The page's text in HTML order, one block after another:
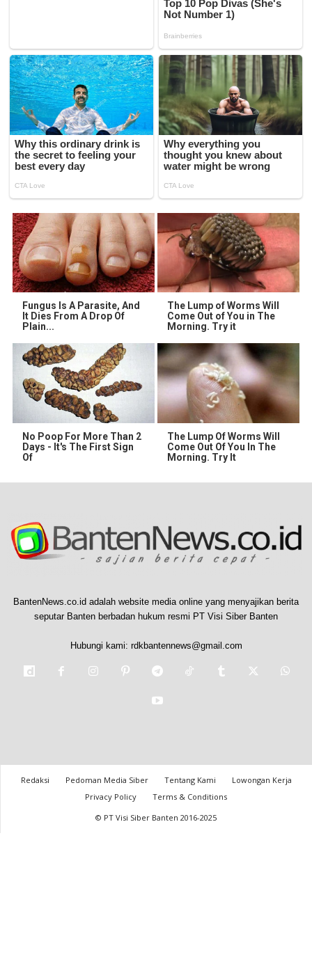
Fungus Is A Parasite, And
It Dies From A Drop Of
Plain...
The Lump of Worms Will
Come Out of You in The
Morning. Try it
No Poop For More Than 2
Days - It's The First Sign
Of
The Lump Of Worms Will
Come Out Of You In The
Morning. Try It
BantenNews.co.id adalah website media online yang menyajikan berita
seputar Banten berbadan hukum resmi PT Visi Siber Banten
Hubungi kami: rdkbantennews@gmail.com
Redaksi Pedoman Media Siber Tentang Kami
Lowongan Kerja
Privacy Policy
Terms & Conditions
© PT Visi Siber Banten 2016-2025